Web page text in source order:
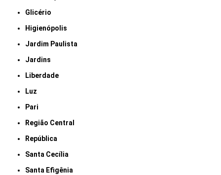
Glicério
Higienópolis
Jardim Paulista
Jardins
Liberdade
Luz
Pari
Região Central
República
Santa Cecília
Santa Efigênia